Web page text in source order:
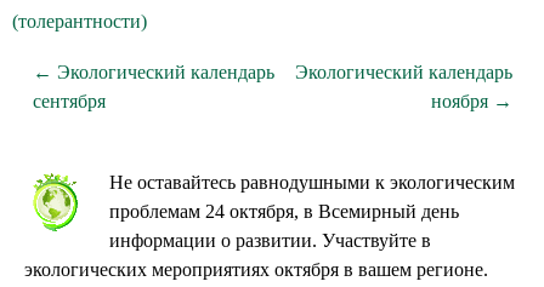
(толерантности)
← Экологический календарь
сентября
Экологический календарь
ноября →
Не оставайтесь равнодушными к экологическим
проблемам 24 октября, в Всемирный день
информации о развитии. Участвуйте в
экологических мероприятиях октября в вашем регионе.